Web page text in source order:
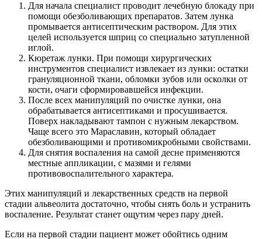
Для начала специалист проводит лечебную блокаду при
помощи обезболивающих препаратов. Затем лунка
промывается антисептическим раствором. Для этих
целей используется шприц со специально затупленной
иглой.
Кюретаж лунки. При помощи хирургических
инструментов специалист извлекает из лунки: остатки
грануляционной ткани, обломки зубов или осколки от
кости, очаги сформировавшейся инфекции.
После всех манипуляций по очистке лунки, она
обрабатывается антисептиками и просушивается.
Поверх накладывают тампон с нужным лекарством.
Чаще всего это Мараславин, который обладает
обезболивающими и противомикробными свойствами.
Для снятия воспаления на самой десне применяются
местные аппликации, с мазями и гелями
противовоспалительного характера.
Этих манипуляций и лекарственных средств на первой
стадии альвеолита достаточно, чтобы снять боль и устранить
воспаление. Результат станет ощутим через пару дней.
Если на первой стадии пациент может обойтись одним